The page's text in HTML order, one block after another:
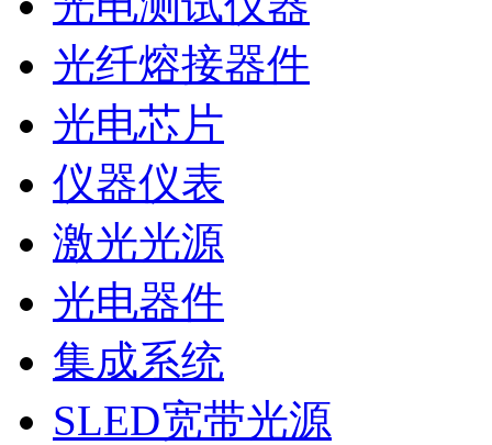
光纤熔接器件
光电芯片
仪器仪表
激光光源
光电器件
集成系统
SLED宽带光源